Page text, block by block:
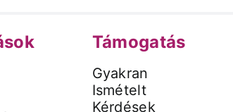
Támogatás
Gyakran
Ismételt
Kérdések